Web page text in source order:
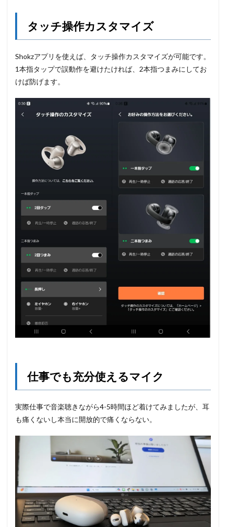
タッチ操作カスタマイズ
Shokzアプリを使えば、タッチ操作カスタマイズが可能です。
1本指タップで誤動作を避けたければ、2本指つまみにしてお
けば防げます。
仕事でも充分使えるマイク
実際仕事で音楽聴きながら4-5時間ほど着けてみましたが、耳
も痛くないし本当に開放的で痛くならない。